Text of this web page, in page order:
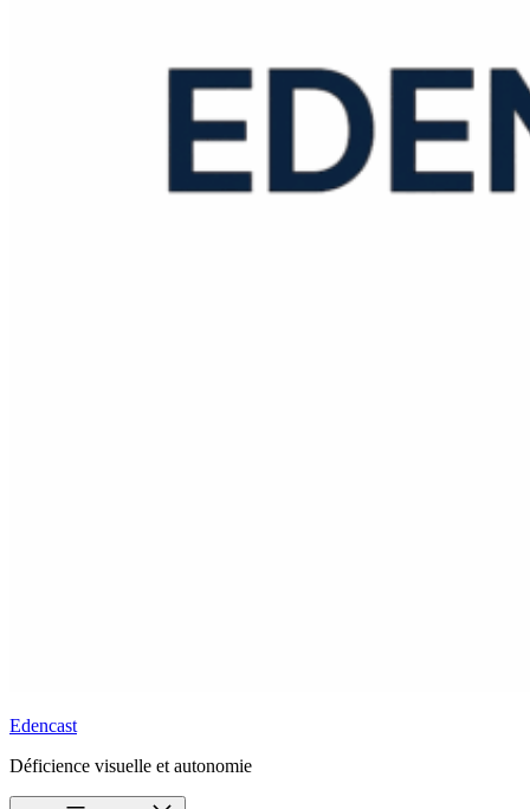
Edencast
Déficience visuelle et autonomie